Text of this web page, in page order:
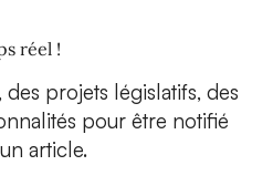
réel !
projets législatifs, des
pour être notifié
article.